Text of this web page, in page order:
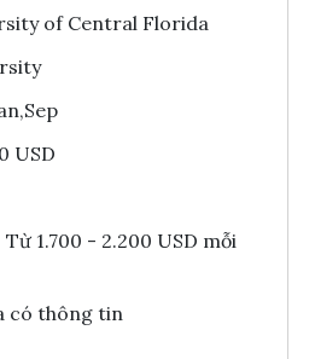
of Central Florida
USD
Từ 1.700 - 2.200 USD mỗi
có thông tin